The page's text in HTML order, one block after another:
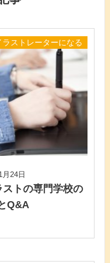
ラストレーターになる
月24日
ストの専門学校の
Q&A